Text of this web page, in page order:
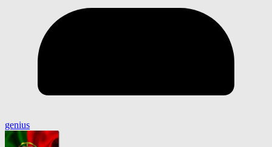
genius